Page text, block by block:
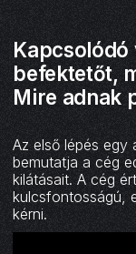
Kapcsolódó
befektetőt,
Mire adnak
Az első lépés egy
bemutatja a cég
kilátásait. A cég
kulcsfontosságú,
kérni.